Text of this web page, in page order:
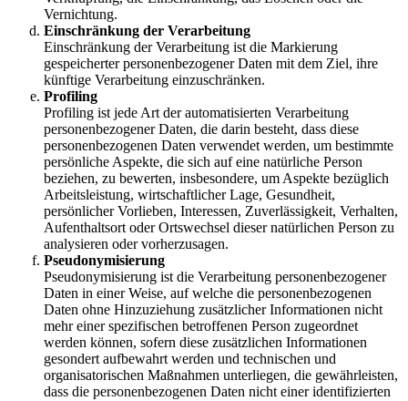
Vernichtung.
Einschränkung der Verarbeitung
Einschränkung der Verarbeitung ist die Markierung
gespeicherter personenbezogener Daten mit dem Ziel, ihre
künftige Verarbeitung einzuschränken.
Profiling
Profiling ist jede Art der automatisierten Verarbeitung
personenbezogener Daten, die darin besteht, dass diese
personenbezogenen Daten verwendet werden, um bestimmte
persönliche Aspekte, die sich auf eine natürliche Person
beziehen, zu bewerten, insbesondere, um Aspekte bezüglich
Arbeitsleistung, wirtschaftlicher Lage, Gesundheit,
persönlicher Vorlieben, Interessen, Zuverlässigkeit, Verhalten,
Aufenthaltsort oder Ortswechsel dieser natürlichen Person zu
analysieren oder vorherzusagen.
Pseudonymisierung
Pseudonymisierung ist die Verarbeitung personenbezogener
Daten in einer Weise, auf welche die personenbezogenen
Daten ohne Hinzuziehung zusätzlicher Informationen nicht
mehr einer spezifischen betroffenen Person zugeordnet
werden können, sofern diese zusätzlichen Informationen
gesondert aufbewahrt werden und technischen und
organisatorischen Maßnahmen unterliegen, die gewährleisten,
dass die personenbezogenen Daten nicht einer identifizierten